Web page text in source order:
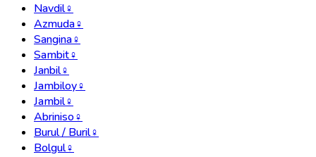
Navdil♀
Azmuda♀
Sangina♀
Sambit♀
Janbil♀
Jambiloy♀
Jambil♀
Abriniso♀
Burul / Buril♀
Bolgul♀